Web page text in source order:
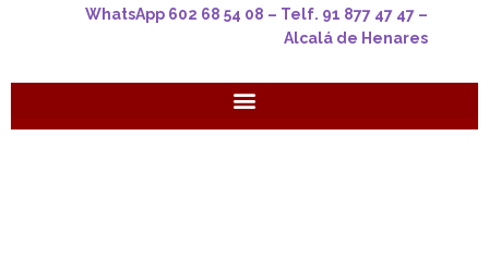
WhatsApp 602 68 54 08 – Telf. 91 877 47 47 –
Alcalá de Henares